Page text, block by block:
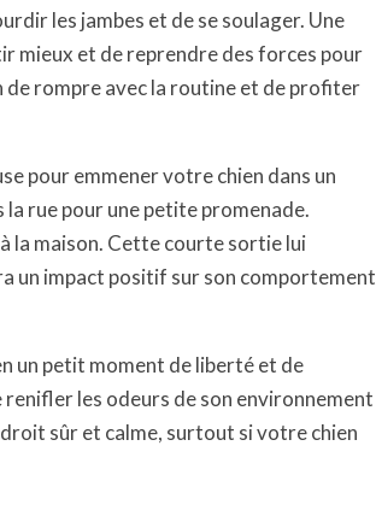
les jambes et de se soulager. Une
mieux et de reprendre des forces pour
de rompre avec la routine et de profiter
pour emmener votre chien dans un
rue pour une petite promenade.
la maison. Cette courte sortie lui
un impact positif sur son comportement
un petit moment de liberté et de
les odeurs de son environnement
sûr et calme, surtout si votre chien